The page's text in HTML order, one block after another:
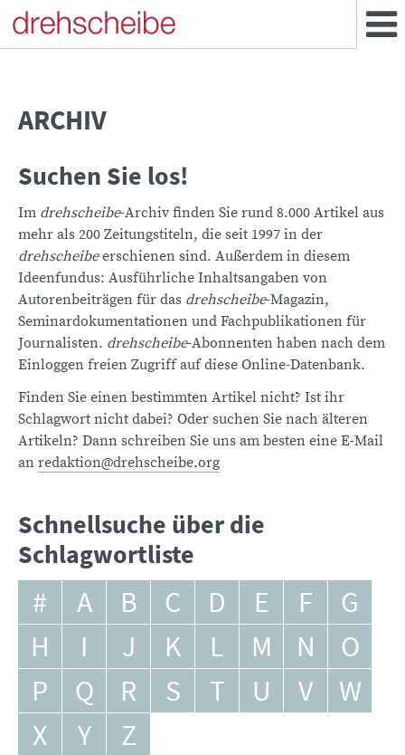
ARCHIV
Suchen Sie los!
Im drehscheibe-Archiv finden Sie rund 8.000 Artikel aus
mehr als 200 Zeitungstiteln, die seit 1997 in der
drehscheibeerschienen sind. Außerdem in diesem
Ideenfundus: Ausführliche Inhaltsangaben von
Autorenbeiträgen für das drehscheibe-Magazin,
Seminardokumentationen und Fachpublikationen für
Journalisten. drehscheibe-Abonnenten haben nach dem
Einloggen freien Zugriff auf diese Online-Datenbank.
Finden Sie einen bestimmten Artikel nicht? Ist ihr
Schlagwort nicht dabei? Oder suchen Sie nach älteren
Artikeln? Dann schreiben Sie uns am besten eine E-Mail
an redaktion@drehscheibe.org
Schnellsuche über die
Schlagwortliste
# A B C D E F
G
H
I J K L M N
O
P
Q R S T U V
W
X
Y Z